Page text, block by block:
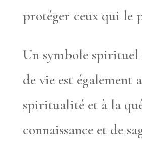
protéger ceux qui le
Un symbole
de vie est également
spiritualité et à la
connaissance et de